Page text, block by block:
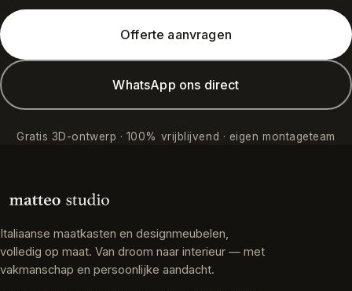
Offerte aanvragen
WhatsApp ons direct
Gratis 3D-ontwerp · 100% vrijblijvend · eigen montageteam
Italiaanse maatkasten en designmeubelen,
volledig op maat. Van droom naar interieur — met
vakmanschap en persoonlijke aandacht.